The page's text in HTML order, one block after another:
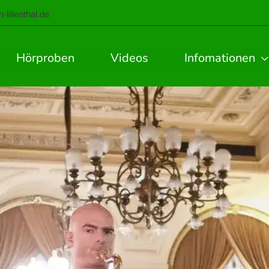
lilienthal.de
Hörproben Videos Infomationen